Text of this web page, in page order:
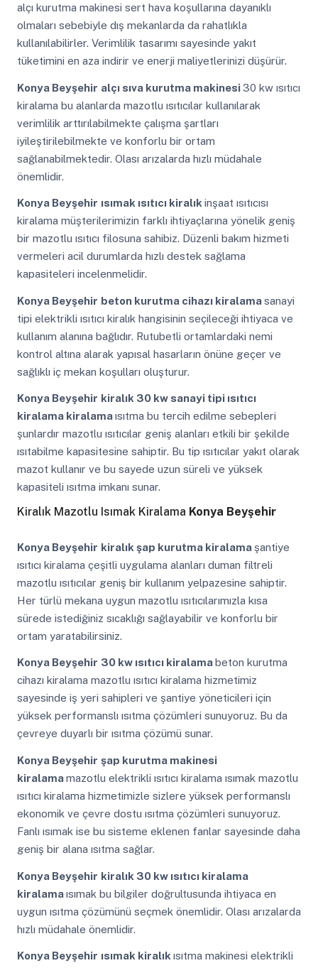
alçı kurutma makinesi sert hava koşullarına dayanıklı
olmaları sebebiyle dış mekanlarda da rahatlıkla
kullanılabilirler. Verimlilik tasarımı sayesinde yakıt
tüketimini en aza indirir ve enerji maliyetlerinizi düşürür.
Konya Beyşehir alçı sıva kurutma makinesi30 kw ısıtıcı
kiralama bu alanlarda mazotlu ısıtıcılar kullanılarak
verimlilik arttırılabilmekte çalışma şartları
iyileştirilebilmekte ve konforlu bir ortam
sağlanabilmektedir. Olası arızalarda hızlı müdahale
önemlidir.
Konya Beyşehir ısımak ısıtıcı kiralık inşaat ısıtıcısı
kiralama müşterilerimizin farklı ihtiyaçlarına yönelik geniş
bir mazotlu ısıtıcı filosuna sahibiz. Düzenli bakım hizmeti
vermeleri acil durumlarda hızlı destek sağlama
kapasiteleri incelenmelidir.
Konya Beyşehir beton kurutma cihazı kiralamasanayi
tipi elektrikli ısıtıcı kiralık hangisinin seçileceği ihtiyaca ve
kullanım alanına bağlıdır. Rutubetli ortamlardaki nemi
kontrol altına alarak yapısal hasarların önüne geçer ve
sağlıklı iç mekan koşulları oluşturur.
Konya Beyşehir kiralık 30 kw sanayi tipi ısıtıcı
kiralama kiralamaısıtma bu tercih edilme sebepleri
şunlardır mazotlu ısıtıcılar geniş alanları etkili bir şekilde
ısıtabilme kapasitesine sahiptir. Bu tip ısıtıcılar yakıt olarak
mazot kullanır ve bu sayede uzun süreli ve yüksek
kapasiteli ısıtma imkanı sunar.
Kiralık Mazotlu Isımak Kiralama Konya Beyşehir
Konya Beyşehir kiralık şap kurutma kiralama şantiye
ısıtıcı kiralama çeşitli uygulama alanları duman filtreli
mazotlu ısıtıcılar geniş bir kullanım yelpazesine sahiptir.
Her türlü mekana uygun mazotlu ısıtıcılarımızla kısa
sürede istediğiniz sıcaklığı sağlayabilir ve konforlu bir
ortam yaratabilirsiniz.
Konya Beyşehir 30 kw ısıtıcı kiralamabeton kurutma
cihazı kiralama mazotlu ısıtıcı kiralama hizmetimiz
sayesinde iş yeri sahipleri ve şantiye yöneticileri için
yüksek performanslı ısıtma çözümleri sunuyoruz. Bu da
çevreye duyarlı bir ısıtma çözümü sunar.
Konya Beyşehir şap kurutma makinesi
kiralamamazotlu elektrikli ısıtıcı kiralama ısımak mazotlu
ısıtıcı kiralama hizmetimizle sizlere yüksek performanslı
ekonomik ve çevre dostu ısıtma çözümleri sunuyoruz.
Fanlı ısımak ise bu sisteme eklenen fanlar sayesinde daha
geniş bir alana ısıtma sağlar.
Konya Beyşehir kiralık 30 kw ısıtıcı kiralama
kiralamaısımak bu bilgiler doğrultusunda ihtiyaca en
uygun ısıtma çözümünü seçmek önemlidir. Olası arızalarda
hızlı müdahale önemlidir.
Konya Beyşehir ısımak kiralık ısıtma makinesi elektrikli